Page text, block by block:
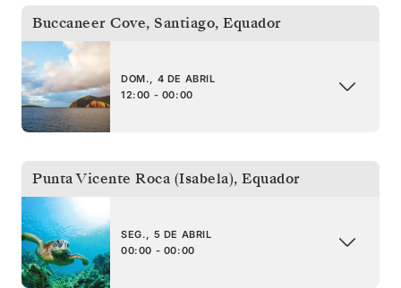
Buccaneer Cove, Santiago, Equador
DOM., 4 DE ABRIL
12:00 - 00:00
Punta Vicente Roca (Isabela), Equador
SEG., 5 DE ABRIL
00:00 - 00:00